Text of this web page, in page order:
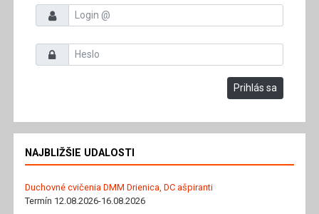
Prihlasovacie meno
Heslo
Prihlás sa
NAJBLIŽŠIE UDALOSTI
Duchovné cvičenia DMM Drienica, DC ašpiranti
Termín 12.08.2026-16.08.2026